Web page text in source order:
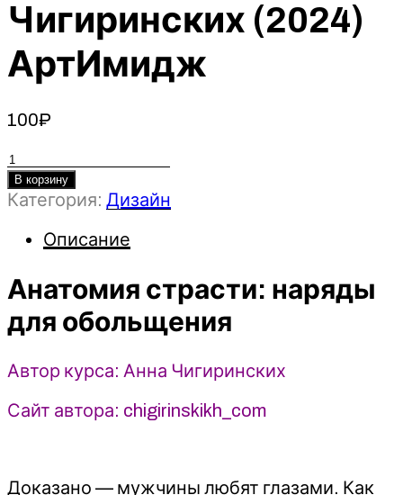
Чигиринских (2024)
АртИмидж
100₽
Количество
товара
Анатомия
наряды
обольщения
Анна
(2024)
В корзину
Категория: Дизайн
Описание
Анатомия страсти: наряды
для обольщения
Автор курса: Анна Чигиринских
Сайт автора: chigirinskikh_com
Доказано — мужчины любят глазами. Как